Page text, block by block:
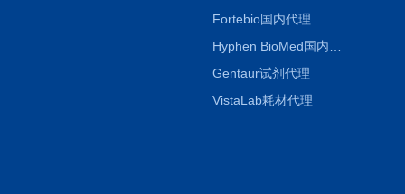
Fortebio国内代理
Gentaur试剂代理
VistaLab耗材代理